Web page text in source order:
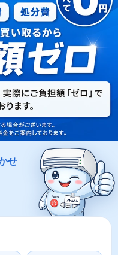
はこちら
9461
通話料無料）
タン依頼
LINEで回収依頼
せ